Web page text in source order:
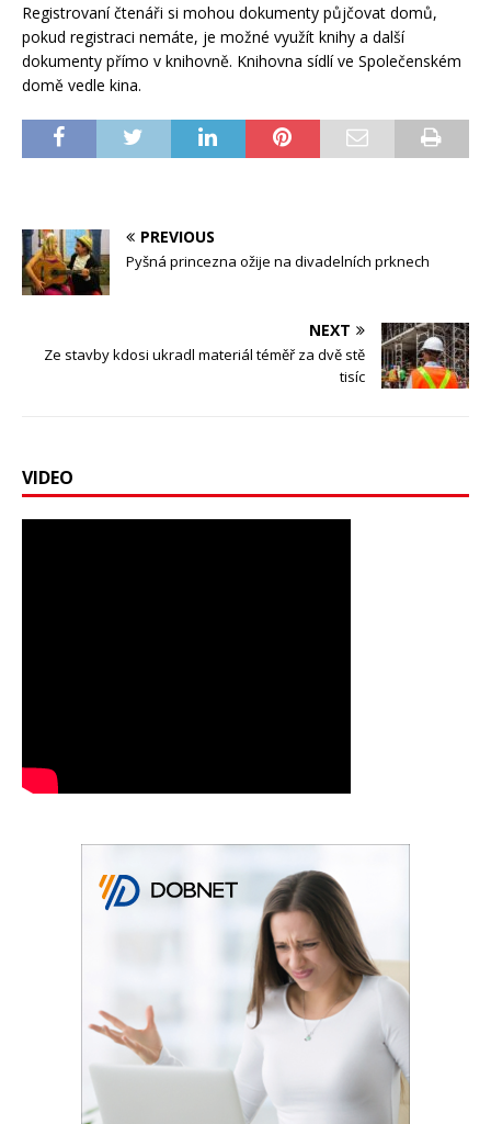
Registrovaní čtenáři si mohou dokumenty půjčovat domů,
pokud registraci nemáte, je možné využít knihy a další
dokumenty přímo v knihovně. Knihovna sídlí ve Společenském
domě vedle kina.
PREVIOUS
Pyšná princezna ožije na divadelních prknech
NEXT
Ze stavby kdosi ukradl materiál téměř za dvě stě
tisíc
VIDEO